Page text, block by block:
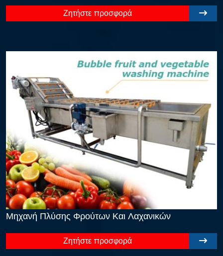
Ζητήστε προσφορά
Μηχανή Πλύσης Φρούτων Και Λαχανικών
Ζητήστε προσφορά